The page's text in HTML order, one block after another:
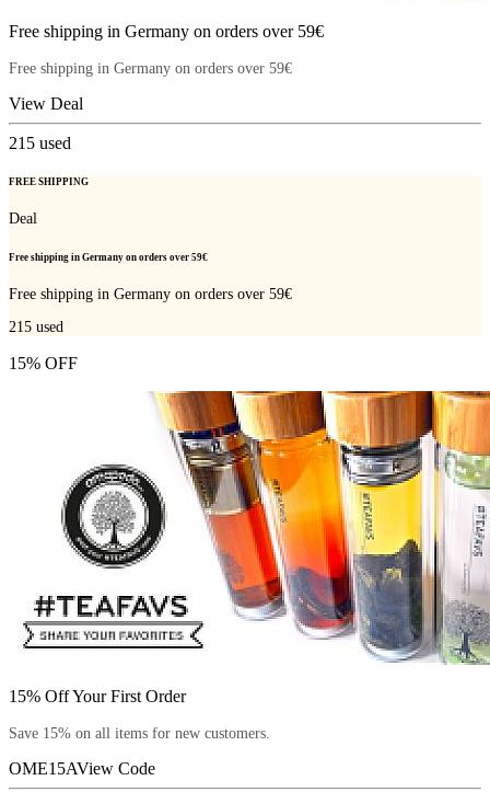
Free shipping in Germany on orders over 59€
Free shipping in Germany on orders over 59€
View Deal
215 used
FREE SHIPPING
Deal
Free shipping in Germany on orders over 59€
Free shipping in Germany on orders over 59€
215 used
15% OFF
15% Off Your First Order
Save 15% on all items for new customers.
OME15AView Code